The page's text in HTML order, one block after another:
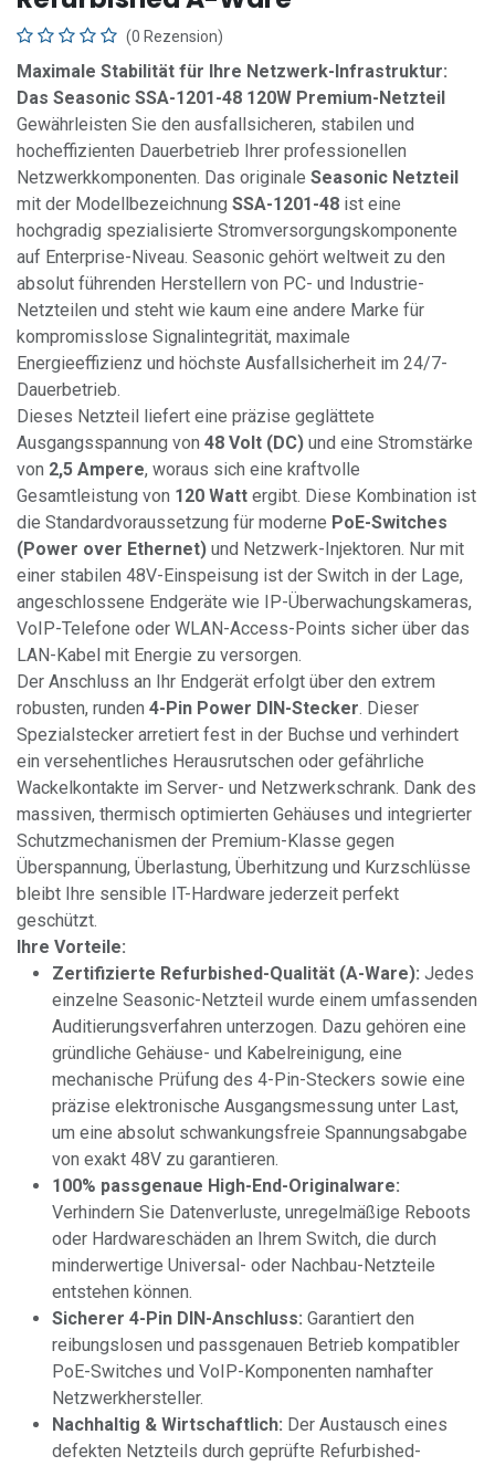
(0 Rezension)
Maximale Stabilität für Ihre Netzwerk-Infrastruktur:
Das Seasonic SSA-1201-48 120W Premium-Netzteil
Gewährleisten Sie den ausfallsicheren, stabilen und
hocheffizienten Dauerbetrieb Ihrer professionellen
Netzwerkkomponenten. Das originale Seasonic Netzteil
mit der Modellbezeichnung SSA-1201-48 ist eine
hochgradig spezialisierte Stromversorgungskomponente
auf Enterprise-Niveau. Seasonic gehört weltweit zu den
absolut führenden Herstellern von PC- und Industrie-
Netzteilen und steht wie kaum eine andere Marke für
kompromisslose Signalintegrität, maximale
Energieeffizienz und höchste Ausfallsicherheit im 24/7-
Dauerbetrieb.
Dieses Netzteil liefert eine präzise geglättete
Ausgangsspannung von 48 Volt (DC) und eine Stromstärke
von 2,5 Ampere, woraus sich eine kraftvolle
Gesamtleistung von 120 Watt ergibt. Diese Kombination ist
die Standardvoraussetzung für moderne PoE-Switches
(Power over Ethernet) und Netzwerk-Injektoren. Nur mit
einer stabilen 48V-Einspeisung ist der Switch in der Lage,
angeschlossene Endgeräte wie IP-Überwachungskameras,
VoIP-Telefone oder WLAN-Access-Points sicher über das
LAN-Kabel mit Energie zu versorgen.
Der Anschluss an Ihr Endgerät erfolgt über den extrem
robusten, runden 4-Pin Power DIN-Stecker. Dieser
Spezialstecker arretiert fest in der Buchse und verhindert
ein versehentliches Herausrutschen oder gefährliche
Wackelkontakte im Server- und Netzwerkschrank. Dank des
massiven, thermisch optimierten Gehäuses und integrierter
Schutzmechanismen der Premium-Klasse gegen
Überspannung, Überlastung, Überhitzung und Kurzschlüsse
bleibt Ihre sensible IT-Hardware jederzeit perfekt
geschützt.
Ihre Vorteile:
Zertifizierte Refurbished-Qualität (A-Ware): Jedes
einzelne Seasonic-Netzteil wurde einem umfassenden
Auditierungsverfahren unterzogen. Dazu gehören eine
gründliche Gehäuse- und Kabelreinigung, eine
mechanische Prüfung des 4-Pin-Steckers sowie eine
präzise elektronische Ausgangsmessung unter Last,
um eine absolut schwankungsfreie Spannungsabgabe
von exakt 48V zu garantieren.
100% passgenaue High-End-Originalware:
Verhindern Sie Datenverluste, unregelmäßige Reboots
oder Hardwareschäden an Ihrem Switch, die durch
minderwertige Universal- oder Nachbau-Netzteile
entstehen können.
Sicherer 4-Pin DIN-Anschluss: Garantiert den
reibungslosen und passgenauen Betrieb kompatibler
PoE-Switches und VoIP-Komponenten namhafter
Netzwerkhersteller.
Nachhaltig & Wirtschaftlich: Der Austausch eines
defekten Netzteils durch geprüfte Refurbished-